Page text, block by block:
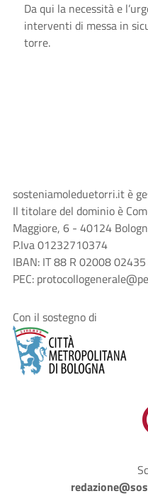
Da qui la necessità e
interventi di messa in
torre.
sosteniamoleduetorri.it è
Il titolare del dominio è
Maggiore, 6 - 40124
P.Iva 01232710374
IBAN: IT 88 R 02008
PEC:
Con il sostegno di